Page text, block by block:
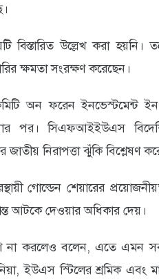
বিস্তারিত উল্লেখ করা হয়নি।
ক্ষমতা সংরক্ষণ করেছেন।
অন ফরেন ইনভেস্টমেন্ট
পর। সিএফআইইউএস বিদেশি
জাতীয় নিরাপত্তা ঝুঁকি বিশ্লেষণ
গোল্ডেন শেয়ারের
আটকে দেওয়ার অধিকার দেয়।
না করলেও বলেন, এতে এমন
ইউএস স্টিলের শ্রমিক এবং